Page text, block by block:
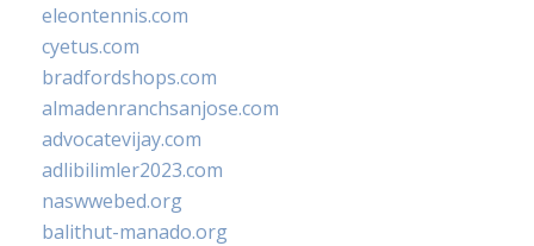
eleontennis.com
cyetus.com
bradfordshops.com
almadenranchsanjose.com
advocatevijay.com
adlibilimler2023.com
naswwebed.org
balithut-manado.org